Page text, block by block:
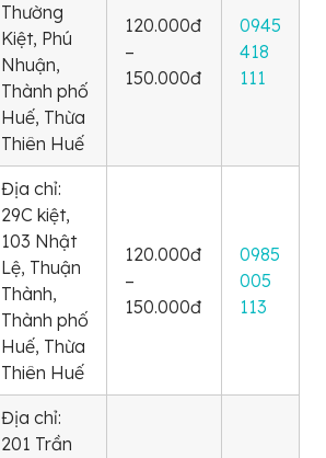
Thường
Kiệt, Phú
Nhuận,
Thành phố
Huế, Thừa
Thiên Huế
120.000đ
–
150.000đ
0945
418
111
Địa chỉ:
29C kiệt,
103 Nhật
Lệ, Thuận
Thành,
Thành phố
Huế, Thừa
Thiên Huế
120.000đ
–
150.000đ
0985
005
113
Địa chỉ:
201 Trần